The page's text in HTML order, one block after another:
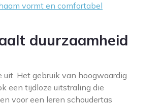
vormt en comfortabel
duurzaamheid
uit. Het gebruik van hoogwaardig
een tijdloze uitstraling die
voor een leren schoudertas